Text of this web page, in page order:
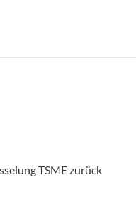
TSME zurück